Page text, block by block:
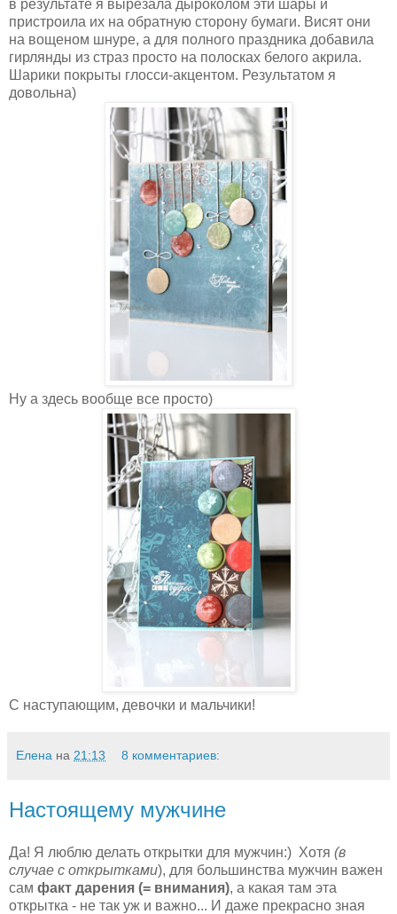
в результате я вырезала дыроколом эти шары и
пристроила их на обратную сторону бумаги. Висят они
на вощеном шнуре, а для полного праздника добавила
гирлянды из страз просто на полосках белого акрила.
Шарики покрыты глосси-акцентом. Результатом я
довольна)
Ну а здесь вообще все просто)
С наступающим, девочки и мальчики!
Елена на 21:13 8 комментариев:
Настоящему мужчине
Да! Я люблю делать открытки для мужчин:) Хотя (в
случае с открытками), для большинства мужчин важен
сам факт дарения (= внимания), а какая там эта
открытка - не так уж и важно... И даже прекрасно зная